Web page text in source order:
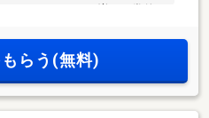
ニケーションが増え日常的
境・にしうみ保育園まで約
・琴海中学校まで約6003ｍ・
ブン琴海村松店まで約1654
で約1164ｍ
らう(無料)